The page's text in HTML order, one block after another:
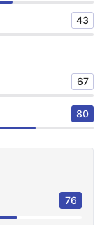
43
67
80
76